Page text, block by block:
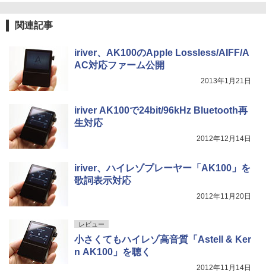
関連記事
iriver、AK100のApple Lossless/AIFF/A
AC対応ファーム公開
2013年1月21日
iriver AK100で24bit/96kHz Bluetooth再
生対応
2012年12月14日
iriver、ハイレゾプレーヤー「AK100」を
歌詞表示対応
2012年11月20日
レビュー
小さくてもハイレゾ高音質「Astell & Ker
n AK100」を聴く
2012年11月14日